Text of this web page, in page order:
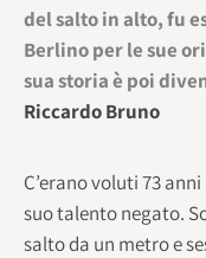
del salto in alto, fu
Berlino per le sue
sua storia è poi
Riccardo Bruno
C’erano voluti 73
suo talento negato.
salto da un metro e